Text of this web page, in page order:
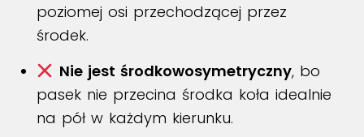
poziomej osi przechodzącej przez
środek.
Nie jest środkowosymetryczny, bo
pasek nie przecina środka koła idealnie
na pół w każdym kierunku.